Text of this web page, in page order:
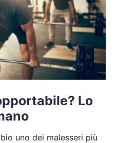
Lo
uno dei malesseri più